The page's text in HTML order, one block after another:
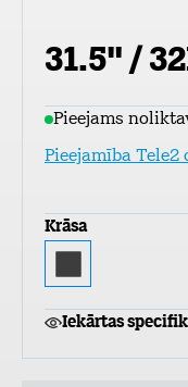
31.5" /
Pieejams
Pieejamība Tele2
Krāsa
Iekārtas